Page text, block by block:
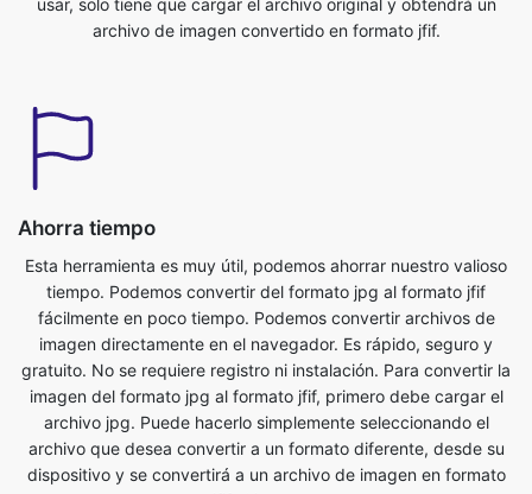
Ahorra tiempo
Esta herramienta es muy útil, podemos ahorrar nuestro valioso
fácilmente en poco tiempo. Podemos convertir archivos de
imagen directamente en el navegador. Es rápido, seguro y
gratuito. No se requiere registro ni instalación. Para convertir la
imagen del formato jpg al formato jfif, primero debe cargar el
archivo jpg. Puede hacerlo simplemente seleccionando el
archivo que desea convertir a un formato diferente, desde su
dispositivo y se convertirá a un archivo de imagen en formato
jfif al instante.